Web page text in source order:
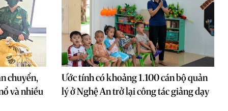
chuyển,
và nhiều
Ước tính có khoảng 1.100 cán bộ quản
lý ở Nghệ An trở lại công tác giảng dạy